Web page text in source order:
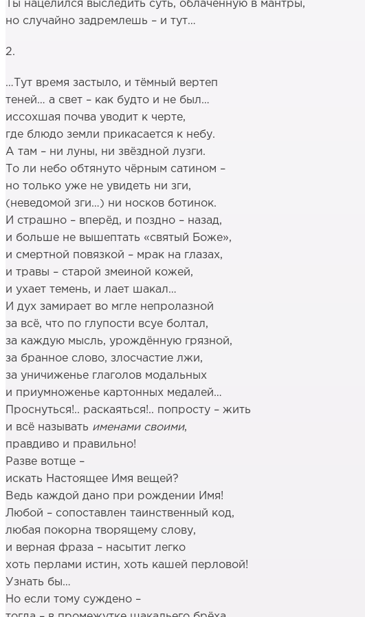
Ты нацелился выследить суть, облаченную в мантры,
но случайно задремлешь – и тут…
2.
…Тут время застыло, и тёмный вертеп
теней… а свет – как будто и не был…
иссохшая почва уводит к черте,
где блюдо земли прикасается к небу.
А там – ни луны, ни звёздной лузги.
То ли небо обтянуто чёрным сатином –
но только уже не увидеть ни зги,
(неведомой зги…) ни носков ботинок.
И страшно – вперёд, и поздно – назад,
и больше не вышептать «святый Боже»,
и смертной повязкой – мрак на глазах,
и травы – старой змеиной кожей,
и ухает темень, и лает шакал…
И дух замирает во мгле непролазной
за всё, что по глупости всуе болтал,
за каждую мысль, урождённую грязной,
за бранное слово, злосчастие лжи,
за уничиженье глаголов модальных
и приумноженье картонных медалей…
Проснуться!.. раскаяться!.. попросту – жить
и всё называть именами своими,
правдиво и правильно!
Разве вотще –
искать Настоящее Имя вещей?
Ведь каждой дано при рождении Имя!
Любой – сопоставлен таинственный код,
любая покорна творящему слову,
и верная фраза – насытит легко
хоть перлами истин, хоть кашей перловой!
Узнать бы…
Но если тому суждено –